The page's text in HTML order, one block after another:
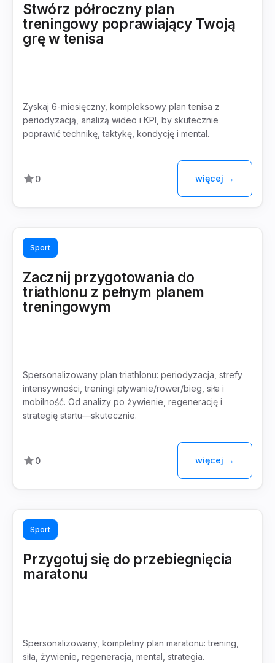
Stwórz półroczny plan
treningowy poprawiający Twoją
grę w tenisa
Zyskaj 6-miesięczny, kompleksowy plan tenisa z
periodyzacją, analizą wideo i KPI, by skutecznie
poprawić technikę, taktykę, kondycję i mental.
0 więcej →
Sport
Zacznij przygotowania do
triathlonu z pełnym planem
treningowym
Spersonalizowany plan triathlonu: periodyzacja, strefy
intensywności, treningi pływanie/rower/bieg, siła i
mobilność. Od analizy po żywienie, regenerację i
strategię startu—skutecznie.
0 więcej →
Sport
Przygotuj się do przebiegnięcia
maratonu
Spersonalizowany, kompletny plan maratonu: trening,
siła, żywienie, regeneracja, mental, strategia.